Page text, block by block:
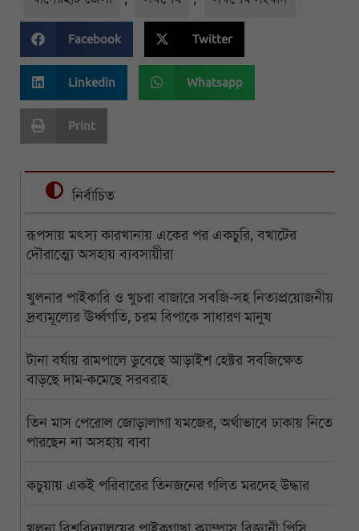
Facebook Twitter
Linkedin Whatsapp
Print
নির্বাচিত
রূপসায় মৎস্য কারখানায় একের পর একচুরি, বখাটের
দৌরাত্ম্যে অসহায় ব্যবসায়ীরা
খুলনার পাইকারি ও খুচরা বাজারে সবজি-সহ নিত্যপ্রয়োজনীয়
দ্রব্যমূল্যের ঊর্ধ্বগতি, চরম বিপাকে সাধারণ মানুষ
টানা বর্ষায় রামপালে ডুবেছে আড়াইশ হেক্টর সবজিক্ষেত
বাড়ছে দাম-কমেছে সরবরাহ
তিন মাস পেরোল জোড়ালাগা যমজের, অর্থাভাবে ঢাকায় নিতে
পারছেন না অসহায় বাবা
কচুয়ায় একই পরিবারের তিনজনের গলিত মরদেহ উদ্ধার